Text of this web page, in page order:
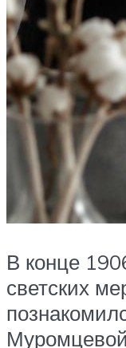
В конце
светских